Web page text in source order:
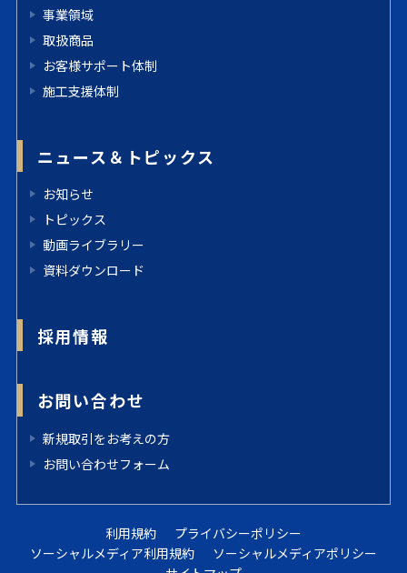
事業領域
取扱商品
お客様サポート体制
施工支援体制
ニュース＆トピックス
お知らせ
トピックス
動画ライブラリー
資料ダウンロード
採用情報
お問い合わせ
新規取引をお考えの方
お問い合わせフォーム
利用規約
プライバシーポリシー
ソーシャルメディア利用規約
ソーシャルメディアポリシー